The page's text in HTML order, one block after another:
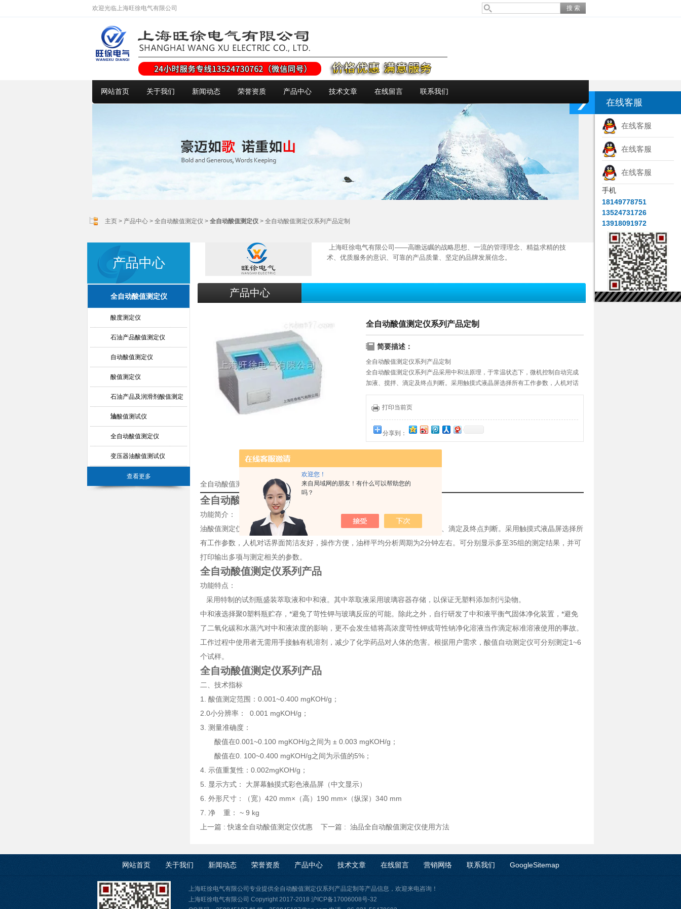
欢迎您！
来自局域网的朋友！有什么可以帮助您的
吗？
欢迎光临上海旺徐电气有限公司
网站首页 关于我们 新闻动态 荣誉资质 产品中心 技术文章 在线留言 联系我们
主页 > 产品中心 > 全自动酸值测定仪 > 全自动酸值测定仪 > 全自动酸值测定仪系列产品定制
产品中心
全自动酸值测定仪
酸度测定仪
石油产品酸值测定仪
自动酸值测定仪
酸值测定仪
石油产品及润滑剂酸值测定
法
油酸值测试仪
全自动酸值测定仪
变压器油酸值测试仪
查看更多
上海旺徐电气有限公司——高瞻远瞩的战略思想、一流的管理理念、精益求精的技
术、优质服务的意识、可靠的产品质量、坚定的品牌发展信念。
产品中心
全自动酸值测定仪系列产品定制
简要描述：
全自动酸值测定仪系列产品定制
全自动酸值测定仪系列产品采用中和法原理，于常温状态下，微机控制自动完成
加液、搅拌、滴定及终点判断。采用触摸式液晶屏选择所有工作参数，人机对话
界面简洁友好，操作方便，油样平均分析周期为2分钟左右。可分别显示多至35组
的测定结果，并可打印输出多项与测定相关的参数。
打印当前页
分享到：
全自动酸值测定仪系列产品定制的详细资料：
全自动酸值测定仪系列产品
功能简介：
油酸值测定仪采用中和法原理，于常温状态下，微机控制自动完成加液、搅拌、滴定及终点判断。采用触摸式液晶屏选择所
有工作参数，人机对话界面简洁友好，操作方便，油样平均分析周期为2分钟左右。可分别显示多至35组的测定结果，并可
打印输出多项与测定相关的参数。
全自动酸值测定仪系列产品
功能特点：
采用特制的试剂瓶盛装萃取液和中和液。其中萃取液采用玻璃容器存储，以保证无塑料添加剂污染物。
中和液选择聚0塑料瓶贮存，*避免了苛性钾与玻璃反应的可能。除此之外，自行研发了中和液平衡气固体净化装置，*避免
了二氧化碳和水蒸汽对中和液浓度的影响，更不会发生错将高浓度苛性钾或苛性钠净化溶液当作滴定标准溶液使用的事故。
工作过程中使用者无需用手接触有机溶剂，减少了化学药品对人体的危害。根据用户需求，酸值自动测定仪可分别测定1~6
个试样。
全自动酸值测定仪系列产品
二、技术指标
1. 酸值测定范围：0.001~0.400 mgKOH/g；
2.0小分辨率： 0.001 mgKOH/g；
3. 测量准确度：
酸值在0.001~0.100 mgKOH/g之间为 ± 0.003 mgKOH/g；
酸值在0. 100~0.400 mgKOH/g之间为示值的5%；
4. 示值重复性：0.002mgKOH/g；
5. 显示方式： 大屏幕触摸式彩色液晶屏（中文显示）
6. 外形尺寸：（宽）420 mm×（高）190 mm×（纵深）340 mm
7. 净 重： ~ 9 kg
上一篇 :快速全自动酸值测定仪优惠 下一篇 : 油品全自动酸值测定仪使用方法
网站首页 关于我们 新闻动态 荣誉资质 产品中心 技术文章 在线留言 营销网络 联系我们 GoogleSitemap
上海旺徐电气有限公司专业提供全自动酸值测定仪系列产品定制等产品信息，欢迎来电咨询！
上海旺徐电气有限公司 Copyright 2017-2018 沪ICP备17006008号-32
在线客服
在线客服
在线客服
在线客服
手机
18149778751
13524731726
13918091972